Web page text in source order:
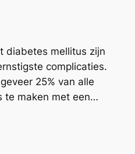
diabetes mellitus zijn
complicaties.
25% van alle
te maken met een…